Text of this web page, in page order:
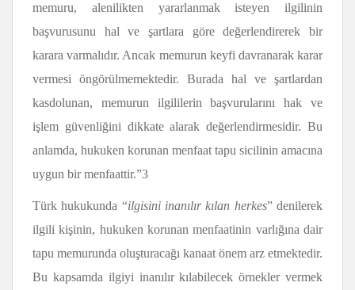
memuru, alenilikten yararlanmak isteyen ilgilinin
başvurusunu hal ve şartlara göre değerlendirerek bir
karara varmalıdır. Ancak memurun keyfi davranarak karar
vermesi öngörülmemektedir. Burada hal ve şartlardan
kasdolunan, memurun ilgililerin başvurularını hak ve
işlem güvenliğini dikkate alarak değerlendirmesidir. Bu
anlamda, hukuken korunan menfaat tapu sicilinin amacına
uygun bir menfaattir.”3
Türk hukukunda “ilgisini inanılır kılan herkes” denilerek
ilgili kişinin, hukuken korunan menfaatinin varlığına dair
tapu memurunda oluşturacağı kanaat önem arz etmektedir.
Bu kapsamda ilgiyi inanılır kılabilecek örnekler vermek